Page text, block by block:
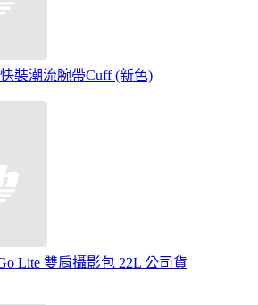
裝潮流腕帶Cuff (新色)
Lite 雙肩攝影包 22L 公司貨